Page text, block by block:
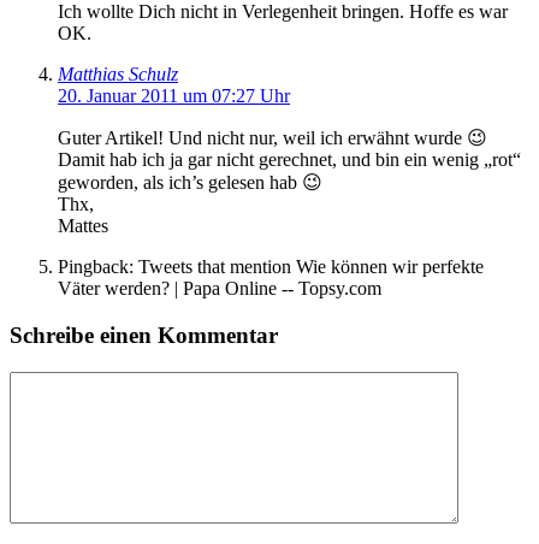
Ich wollte Dich nicht in Verlegenheit bringen. Hoffe es war
OK.
Matthias Schulz
20. Januar 2011 um 07:27 Uhr
Guter Artikel! Und nicht nur, weil ich erwähnt wurde 😉
Damit hab ich ja gar nicht gerechnet, und bin ein wenig „rot“
geworden, als ich’s gelesen hab 😉
Thx,
Mattes
Pingback: Tweets that mention Wie können wir perfekte
Väter werden? | Papa Online -- Topsy.com
Schreibe einen Kommentar